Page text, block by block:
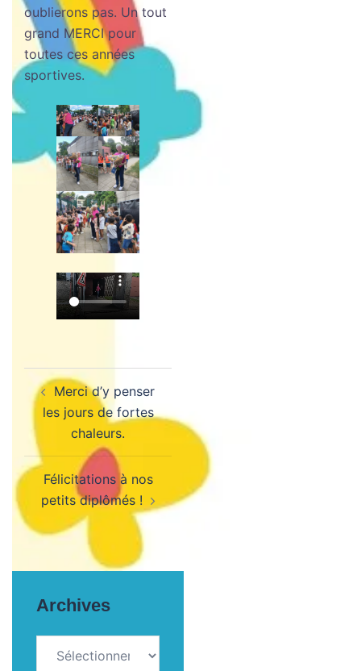
oublierons pas. Un tout
grand MERCI pour
toutes ces années
sportives.
Navigation
d’article
Merci d’y penser
les jours de fortes
chaleurs.
Félicitations à nos
petits diplômés !
Archives